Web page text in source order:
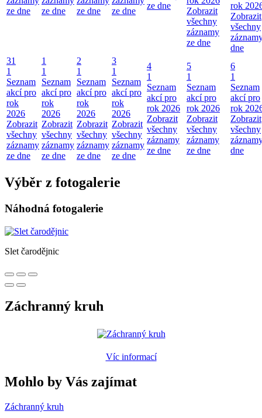
ze dne
ze dne
ze dne
ze dne
ze dne
Zobrazit
všechny
záznamy
ze dne
rok
Zobrazit
všechny
dne
31
1
Seznam
akcí pro
rok
2026
Zobrazit
všechny
záznamy
ze dne
1
1
Seznam
akcí pro
rok
2026
Zobrazit
všechny
záznamy
ze dne
2
1
Seznam
akcí pro
rok
2026
Zobrazit
všechny
záznamy
ze dne
3
1
Seznam
akcí pro
rok
2026
Zobrazit
všechny
záznamy
ze dne
4
1
Seznam
akcí pro
rok 2026
Zobrazit
všechny
záznamy
ze dne
5
1
Seznam
akcí pro
rok 2026
Zobrazit
všechny
záznamy
ze dne
6
1
Seznam
akcí pro
rok
Zobrazit
všechny
dne
Výběr z fotogalerie
Náhodná fotogalerie
Slet čarodějnic
Záchranný kruh
Víc informací
Mohlo by Vás zajímat
Záchranný kruh